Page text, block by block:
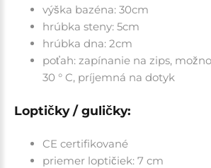
výška bazéna: 30cm
hrúbka steny: 5cm
hrúbka dna: 2cm
poťah: zapínanie na zips,
30 ° C, príjemná na dotyk
Loptičky / guličky:
CE certifikované
priemer loptičiek: 7 cm